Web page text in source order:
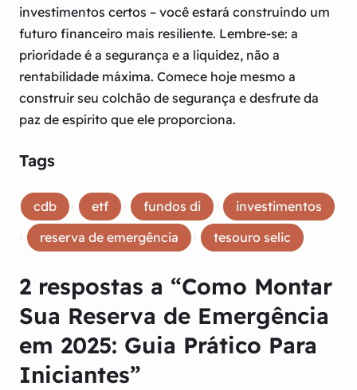
investimentos certos – você estará construindo um
futuro financeiro mais resiliente. Lembre-se: a
prioridade é a segurança e a liquidez, não a
rentabilidade máxima. Comece hoje mesmo a
construir seu colchão de segurança e desfrute da
paz de espírito que ele proporciona.
Tags
cdb etf fundos di
investimentos
reserva de emergência tesouro selic
2 respostas a “Como Montar
Sua Reserva de Emergência
em 2025: Guia Prático Para
Iniciantes”